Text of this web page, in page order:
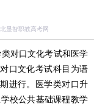
智职教高考网
对口文化考试和医学
口文化考试科目为语
进行。医学类对口升
校公共基础课程教学